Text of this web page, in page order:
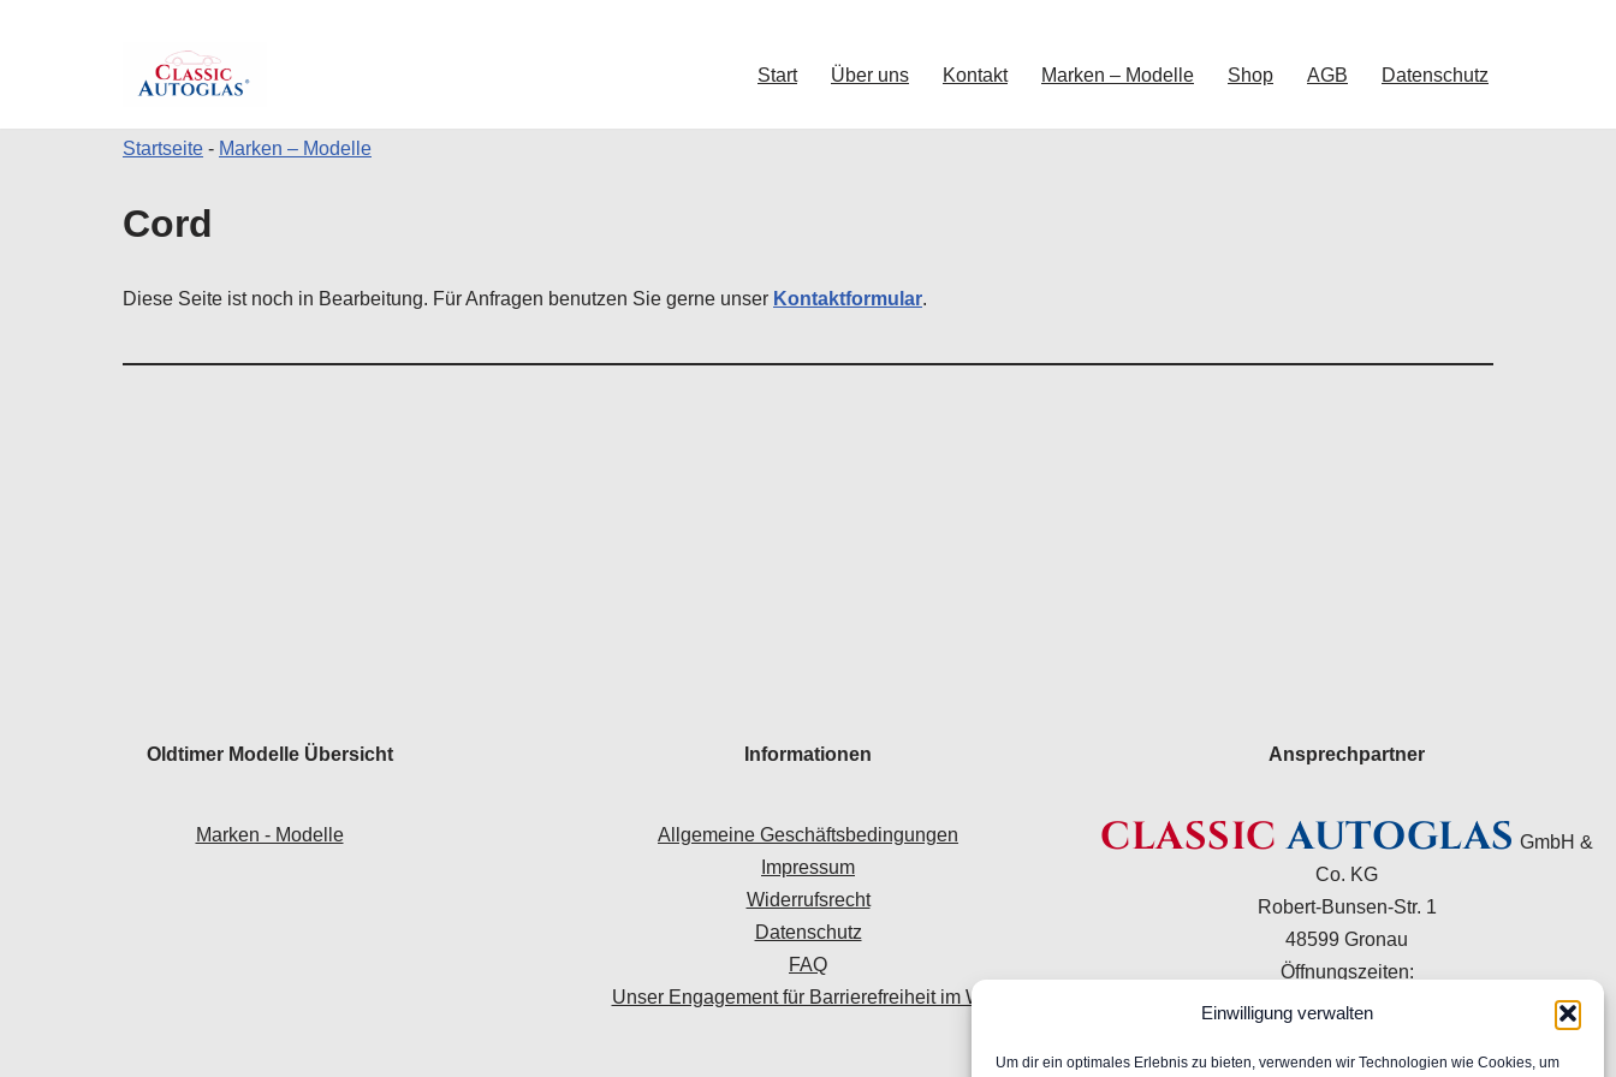
Einwilligung verwalten
Um dir ein optimales Erlebnis zu bieten, verwenden wir Technologien wie Cookies, um
Start Über uns Kontakt Marken – Modelle Shop AGB Datenschutz
Startseite - Marken – Modelle
Cord
Diese Seite ist noch in Bearbeitung. Für Anfragen benutzen Sie gerne unser Kontaktformular.
Oldtimer Modelle Übersicht
Marken - Modelle
Informationen
Allgemeine Geschäftsbedingungen
Impressum
Widerrufsrecht
Datenschutz
FAQ
Unser Engagement für Barrierefreiheit im Web
Ansprechpartner
CLASSIC AUTOGLAS GmbH &
Co. KG
Robert-Bunsen-Str. 1
48599 Gronau
Öffnungszeiten:
Mo–Do 09:00–16:00 Uhr
+49 2562 9949120